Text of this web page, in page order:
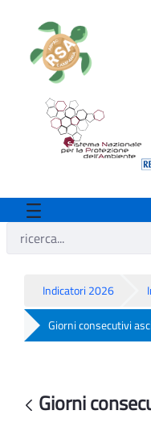
Indicatori 2026
Giorni consecutivi
Giorni